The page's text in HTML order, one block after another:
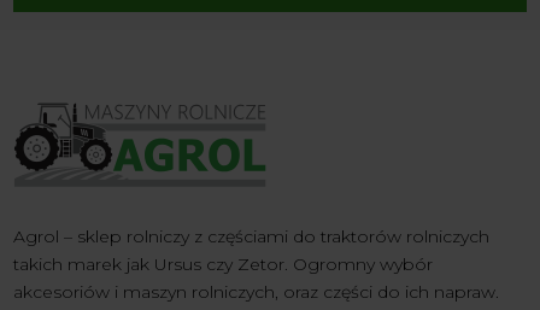
Agrol – sklep rolniczy z częściami do traktorów rolniczych
takich marek jak Ursus czy Zetor. Ogromny wybór
akcesoriów i maszyn rolniczych, oraz części do ich napraw.